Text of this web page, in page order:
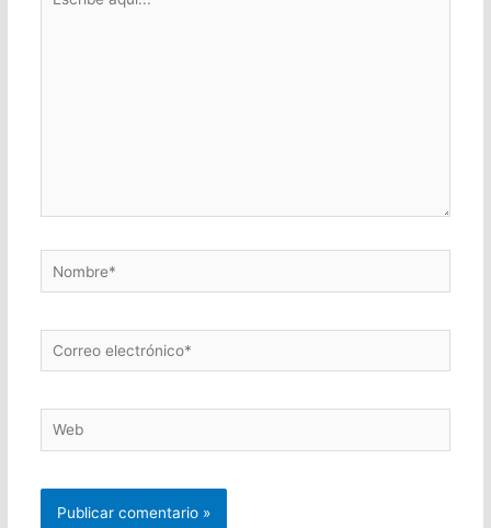
Nombre*
Correo
electrónico*
Web